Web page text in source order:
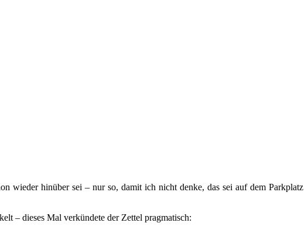
wieder hinüber sei – nur so, damit ich nicht denke, das sei auf dem Parkplatz
– dieses Mal verkündete der Zettel pragmatisch: